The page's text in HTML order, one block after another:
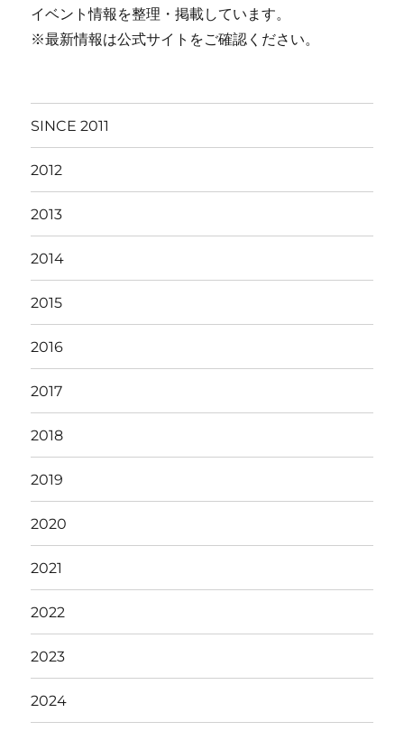
イベント情報を整理・掲載しています。
※最新情報は公式サイトをご確認ください。
SINCE 2011
2012
2013
2014
2015
2016
2017
2018
2019
2020
2021
2022
2023
2024